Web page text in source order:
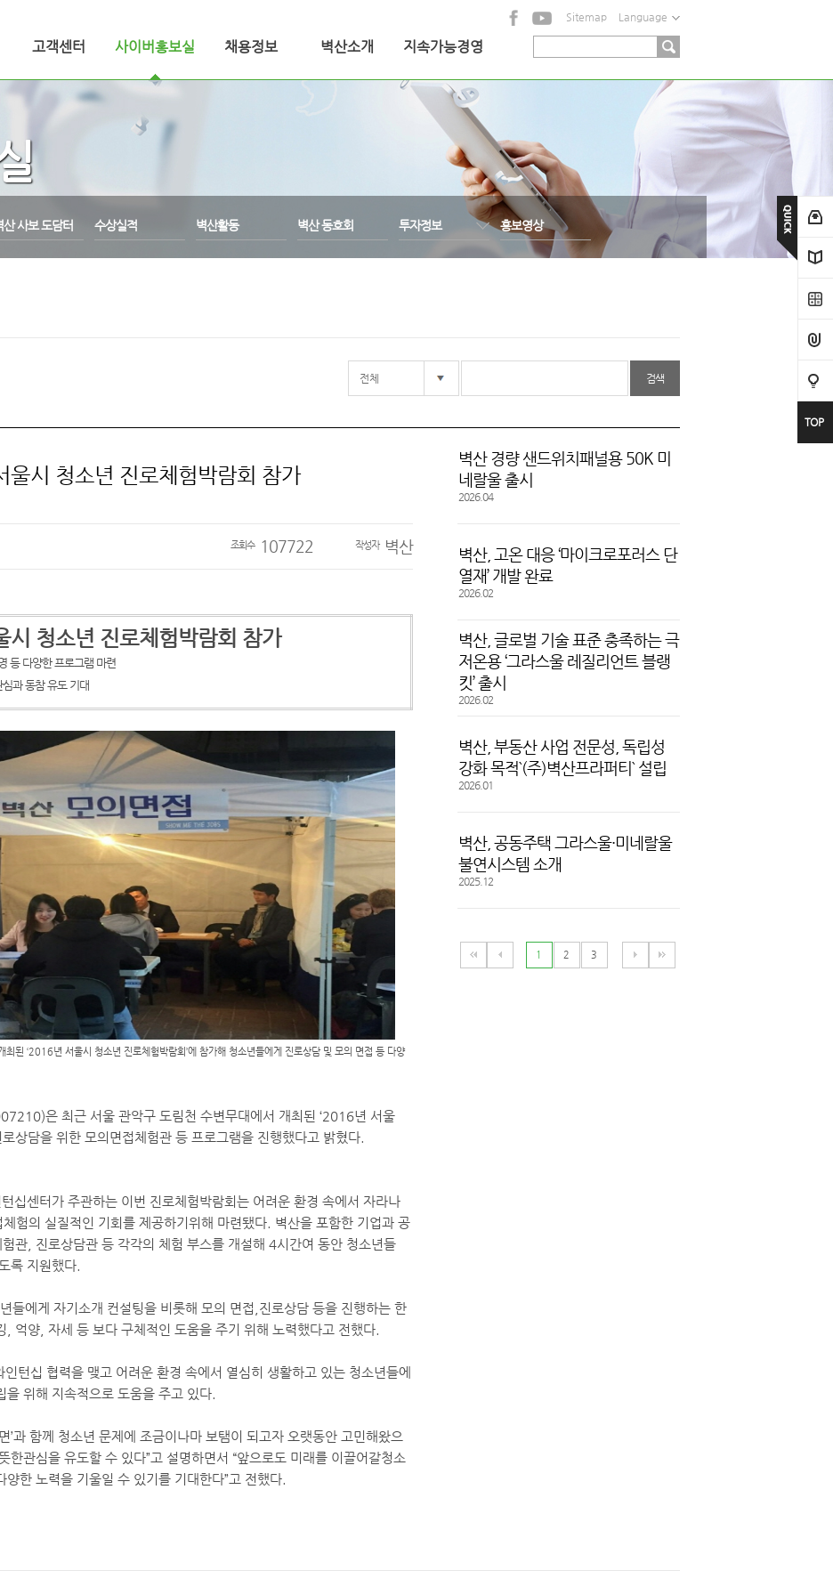
고객센터 사이버홍보실 채용정보 벽산소개 지속가능경영
facebookYouTube
Sitemap Language
TOP
산 사보 도담터 수상실적 벽산활동 벽산 동호회 투자정보 홍보영상
전체 검색
울시 청소년 진로체험박람회 참가
조회수 107722 작성자 벽산
시 청소년 진로체험박람회 참가
등 다양한 프로그램 마련
과 동참 유도 기대
된 ‘2016년 서울시 청소년 진로체험박람회’에 참가해 청소년들에게 진로상담 및 모의 면접 등 다양
은 최근 서울 관악구 도림천 수변무대에서 개최된 ‘2016년 서울
상담을 위한 모의면접체험관 등 프로그램을 진행했다고 밝혔다.
턴십센터가 주관하는 이번 진로체험박람회는 어려운 환경 속에서 자라나
험의 실질적인 기회를 제공하기위해 마련됐다. 벽산을 포함한 기업과 공
관, 진로상담관 등 각각의 체험 부스를 개설해 4시간여 동안 청소년들
록 지원했다.
들에게 자기소개 컨설팅을 비롯해 모의 면접,진로상담 등을 진행하는 한
억양, 자세 등 보다 구체적인 도움을 주기 위해 노력했다고 전했다.
인턴십 협력을 맺고 어려운 환경 속에서 열심히 생활하고 있는 청소년들에
위해 지속적으로 도움을 주고 있다.
’과 함께 청소년 문제에 조금이나마 보탬이 되고자 오랫동안 고민해왔으
한관심을 유도할 수 있다”고 설명하면서 “앞으로도 미래를 이끌어갈청소
한 노력을 기울일 수 있기를 기대한다”고 전했다.
벽산 경량 샌드위치패널용 50K 미
네랄울 출시
2026.04
벽산, 고온 대응 ‘마이크로포러스 단
열재’ 개발 완료
2026.02
벽산, 글로벌 기술 표준 충족하는 극
저온용 ‘그라스울 레질리언트 블랭
킷’ 출시
2026.02
벽산, 부동산 사업 전문성, 독립성
강화 목적`(주)벽산프라퍼티` 설립
2026.01
벽산, 공동주택 그라스울·미네랄울
불연시스템 소개
2025.12
1 2 3